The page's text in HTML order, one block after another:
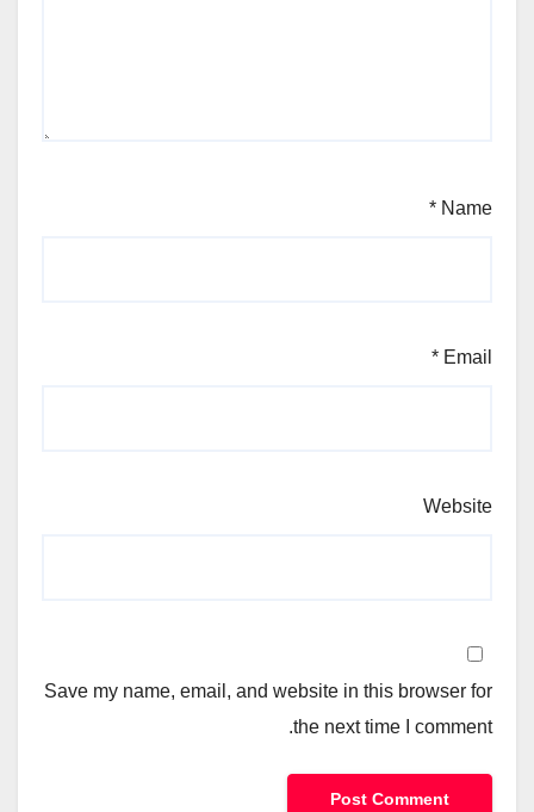
Name
*
Email
*
Website
Save my name, email, and website in this browser for
the next time I comment.